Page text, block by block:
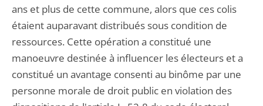
ans et plus de cette commune, alors que ces colis
étaient auparavant distribués sous condition de
ressources. Cette opération a constitué une
manoeuvre destinée à influencer les électeurs et a
constitué un avantage consenti au binôme par une
personne morale de droit public en violation des